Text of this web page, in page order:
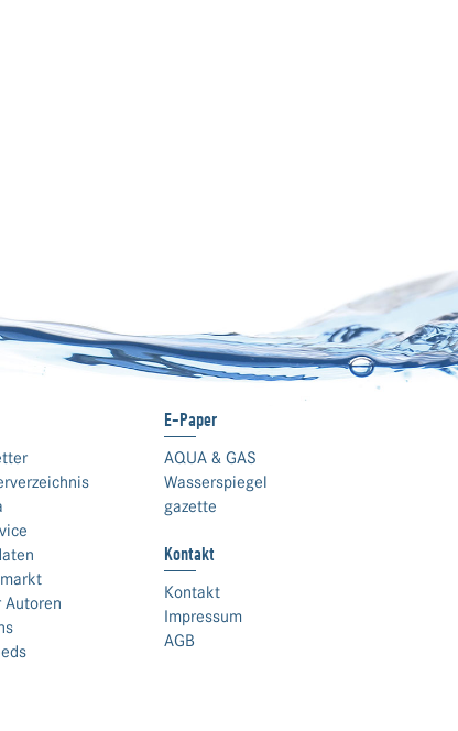
Autoren
E-Paper
AQUA & GAS
Wasserspiegel
gazette
Kontakt
Kontakt
Impressum
AGB